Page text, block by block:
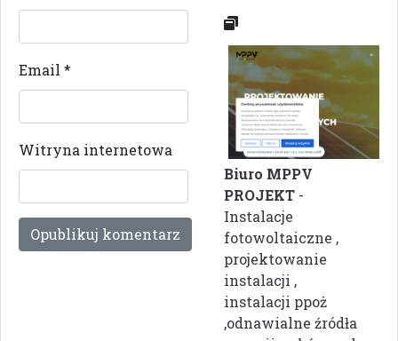
Email *
Witryna internetowa
Biuro MPPV
PROJEKT -
Instalacje
fotowoltaiczne ,
projektowanie
instalacji ,
instalacji ppoż
,odnawialne źródła